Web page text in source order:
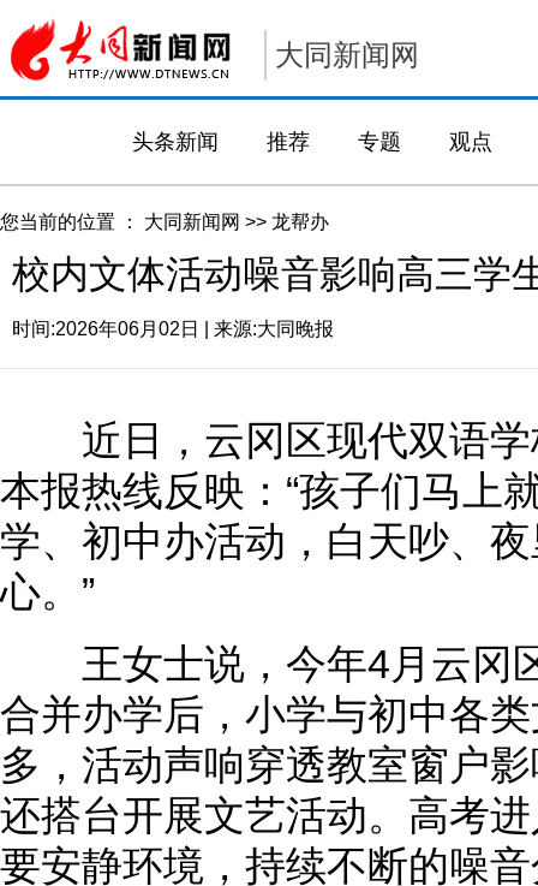
大同新闻网
头条新闻 推荐 专题 观点
您当前的位置 ： 大同新闻网 >> 龙帮办
校内文体活动噪音影响高三学
时间:2026年06月02日 | 来源:大同晚报
近日，云冈区现代双语学
本报热线反映：“孩子们马上
学、初中办活动，白天吵、
心。”
王女士说，今年4月云冈
合并办学后，小学与初中各
多，活动声响穿透教室窗户
还搭台开展文艺活动。高考
要安静环境，持续不断的噪